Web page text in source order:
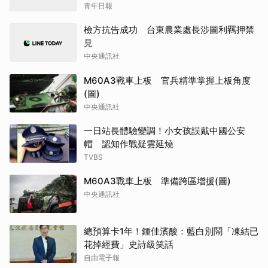
青年日報
檢方抗告成功 台東農業處長涉圖利羈押禁
見
中央通訊社
M60A3戰車上板 官兵精準掌握上板角度
(圖)
中央通訊社
一日站長體驗變調！小女孩誤戴中國公安
帽 認知作戰疑雲延燒
TVBS
M60A3戰車上板 準備跨區增援(圖)
中央通訊社
總預算卡1年！鍾佳濱酸：藍白別鬧「凍結已
花掉經費」史詩級笑話
自由電子報